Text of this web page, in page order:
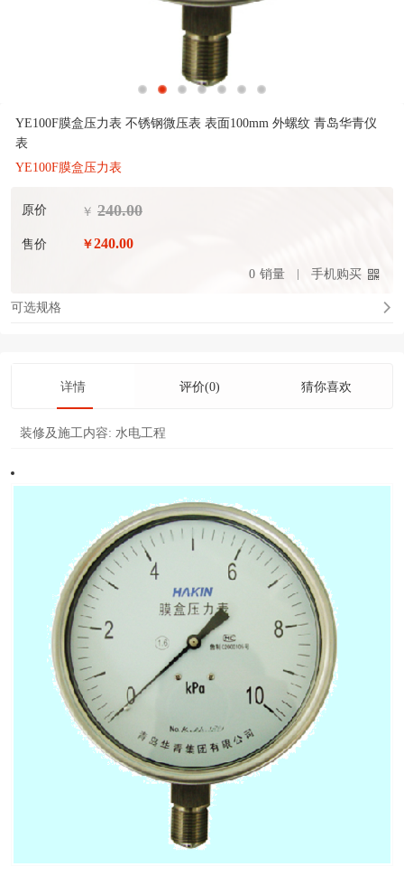
YE100F膜盒压力表 不锈钢微压表 表面100mm 外螺纹 青岛华青仪
表
YE100F膜盒压力表
原价 ￥ 240.00
售价 ￥240.00
0 销量 手机购买
可选规格
详情 评价(0) 猜你喜欢
装修及施工内容: 水电工程